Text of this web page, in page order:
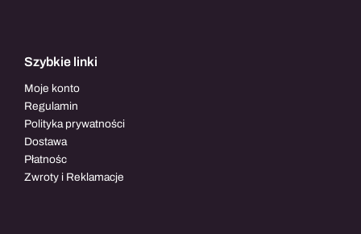
Szybkie linki
Moje konto
Regulamin
Polityka prywatności
Dostawa
Płatnośc
Zwroty i Reklamacje